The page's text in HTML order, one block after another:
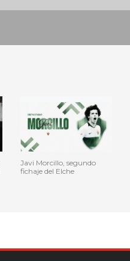
Javi Morcillo, segundo
fichaje del Elche